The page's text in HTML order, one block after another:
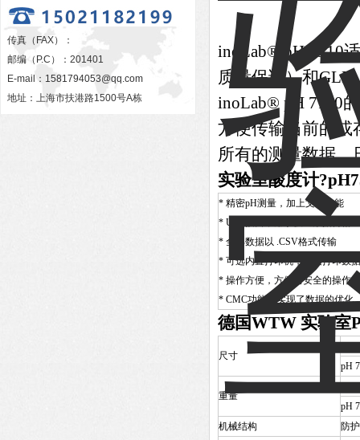
传真（FAX）：
邮编（P.C）：201401
E-mail： 1581794053@qq.com
地址：上海市扶港路1500号A栋
inoLab® pH 7310
质量保证）和GLP
inoLab® pH 7110
方便传输当前的或
所有的测量数据。
实验室酸度计
* 精密pH测量，加上文档功能
* USB接口，用于快速数据传输
* 全部数据以 .CSV格式传输
* 可选内置打印机，直接打印数据
* 操作方便，方便而安全的操作
* CMC功能，实现了数据的优化
德国WTW 实验室
尺寸
pH
重量
pH
机械结构
防